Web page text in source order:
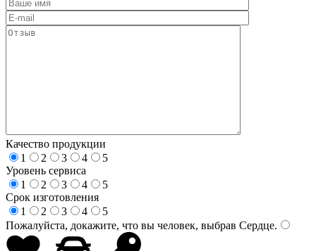
Качество продукции
1
2 3 4
5
Уровень сервиса
1
2 3 4
5
Срок изготовления
1
2 3 4
5
Пожалуйста, докажите, что вы человек, выбрав Сердце.